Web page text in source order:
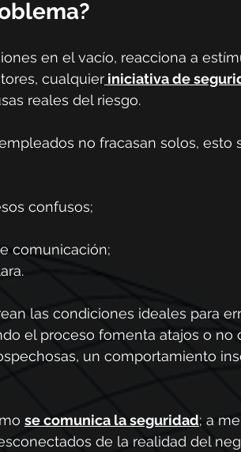
en el vacío, reacciona a
cualquier iniciativa de
reales del riesgo.
no fracasan solos, esto
confusos;
comunicación;
las condiciones ideales para
el proceso fomenta atajos o
un comportamiento
se comunica la seguridad; a
de la realidad del